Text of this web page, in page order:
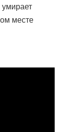
месте